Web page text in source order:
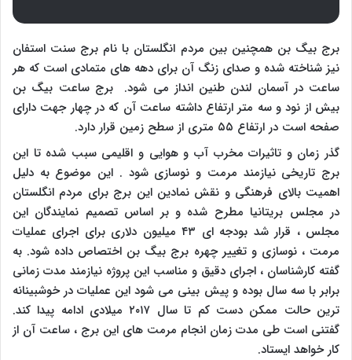
برج بیگ بن همچنین بین مردم انگلستان با نام برج سنت استفان
نیز شناخته شده و صدای زنگ آن برای دهه های متمادی است که هر
ساعت در آسمان لندن طنین انداز می شود. برج ساعت بیگ بن
بیش از نود و سه متر ارتفاع داشته ساعت آن که در چهار جهت دارای
صفحه است در ارتفاع ۵۵ متری از سطح زمین قرار دارد.
گذر زمان و تاثیرات مخرب آب و هوایی و اقلیمی سبب شده تا این
برج تاریخی نیازمند مرمت و نوسازی شود . این موضوع به دلیل
اهمیت بالای فرهنگی و نقش نمادین این برج برای مردم انگلستان
در مجلس بریتانیا مطرح شده و بر اساس تصمیم نمایندگان این
مجلس ، قرار شد بودجه ای ۴۳ میلیون دلاری برای اجرای عملیات
مرمت ، نوسازی و تغییر چهره برج بیگ بن اختصاص داده شود. به
گفته کارشناسان ، اجرای دقیق و مناسب این پروژه نیازمند مدت زمانی
برابر با سه سال بوده و پیش بینی می شود این عملیات در خوشبینانه
ترین حالت ممکن دست کم تا سال ۲۰۱۷ میلادی ادامه پیدا کند.
گفتنی است طی مدت زمان انجام مرمت های این برج ، ساعت آن از
کار خواهد ایستاد.